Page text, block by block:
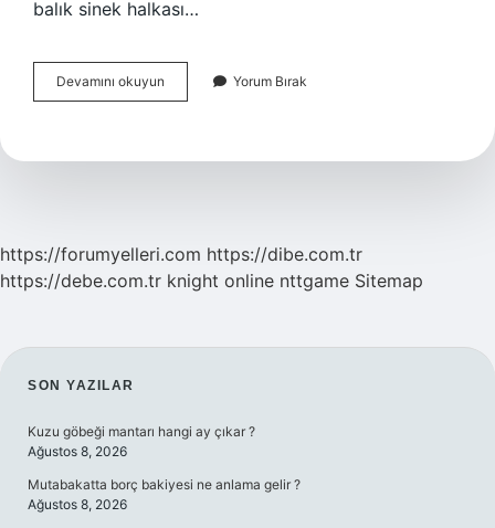
balık sinek halkası…
Devamını okuyun Browning
Ne
Yorum Bırak
https://forumyelleri.com https://dibe.com.tr
https://debe.com.tr knight online nttgame Sitemap
SIDEBAR
SON YAZILAR
Kuzu göbeği mantarı hangi ay çıkar ?
Ağustos 8, 2026
Mutabakatta borç bakiyesi ne anlama gelir ?
Ağustos 8, 2026